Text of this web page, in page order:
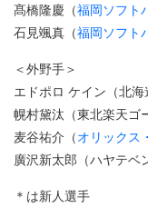
髙橋隆慶（福岡ソフト
石見颯真（福岡ソフト
＜外野手＞
エドポロ ケイン（北
幌村黛汰（東北楽天
麦谷祐介（オリックス
廣沢新太郎（ハヤテベ
＊は新人選手